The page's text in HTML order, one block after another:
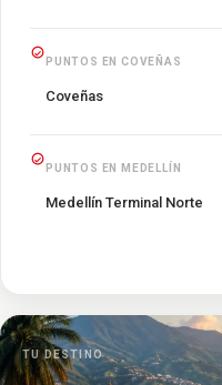
PUNTOS EN COVEÑAS
Coveñas
PUNTOS EN MEDELLÍN
Medellín Terminal Norte
TU DESTINO